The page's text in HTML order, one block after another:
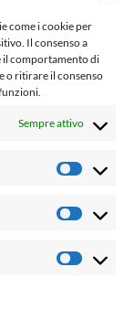
come i cookie per
Il consenso a
il comportamento di
o ritirare il consenso
Sempre attivo
giornalistica in
Non può
per